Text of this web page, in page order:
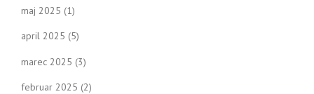
maj 2025 (1)
april 2025 (5)
marec 2025 (3)
februar 2025 (2)